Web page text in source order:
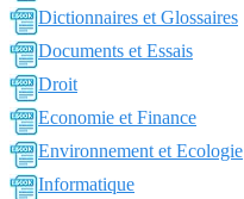
Dictionnaires et Glossaires
Documents et Essais
Droit
Economie et Finance
Environnement et Ecologie
Informatique